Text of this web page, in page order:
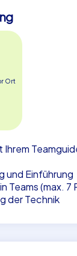
Ort
Ihrem
und Einführung
Teams (max. 7
der Technik